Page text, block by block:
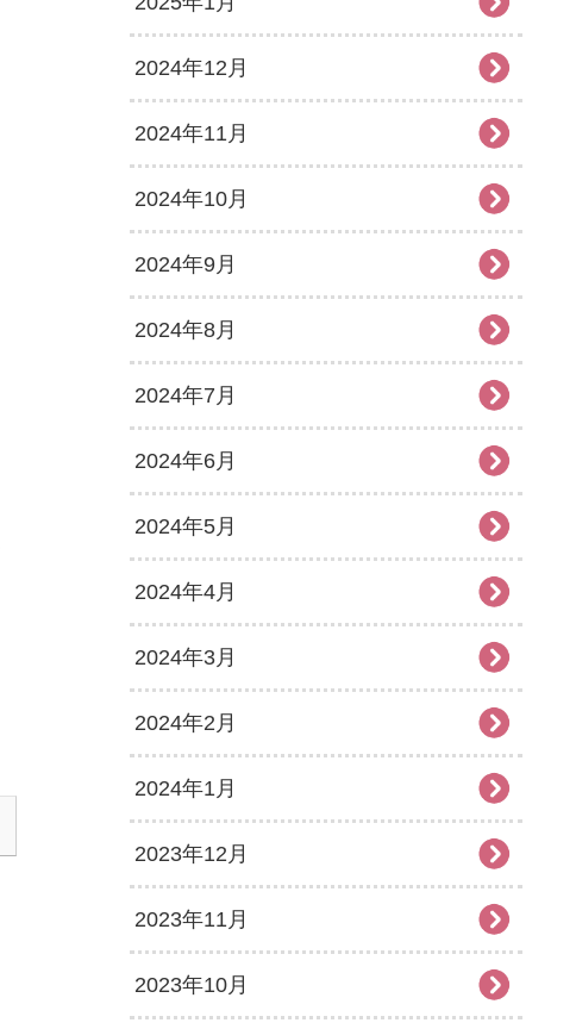
2024年12月
2024年11月
2024年10月
2024年9月
2024年8月
2024年7月
2024年6月
2024年5月
2024年4月
2024年3月
2024年2月
2024年1月
2023年12月
2023年11月
2023年10月